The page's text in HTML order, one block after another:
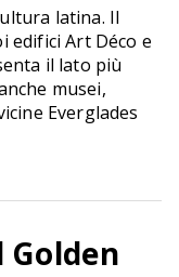
latina. Il
edifici Art Déco e
il lato più
musei,
Everglades
Golden